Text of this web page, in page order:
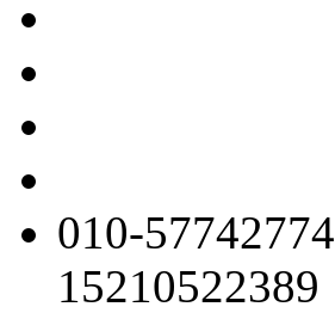
010-57742774
15210522389